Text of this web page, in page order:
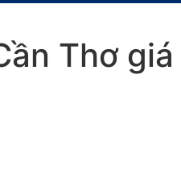
Thơ giá